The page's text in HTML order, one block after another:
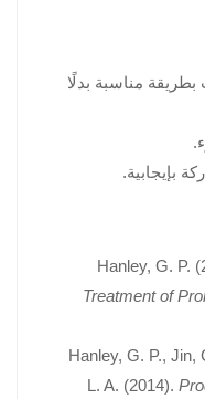
بطريقة مناسبة بدلًا
بإيجابية.
Treatment of
• Hanley, G. P.,
L. A. (2014).